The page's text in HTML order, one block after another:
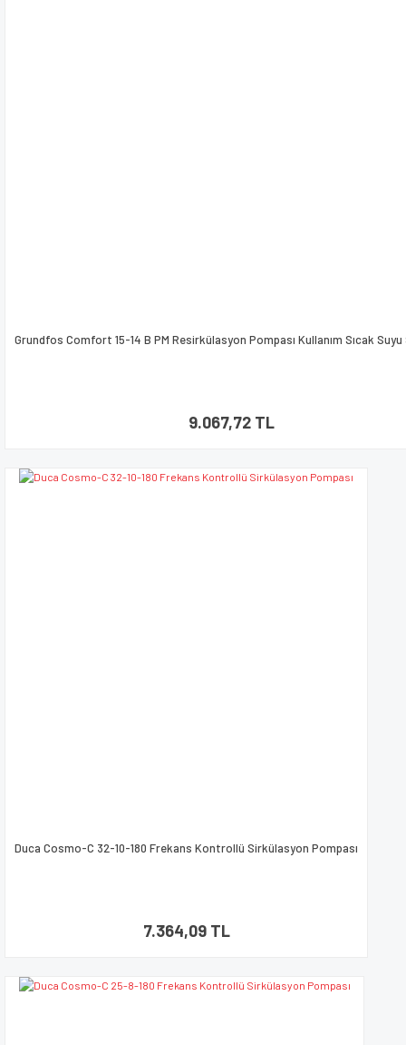
Grundfos Comfort 15-14 B PM Resirkülasyon Pompası Kullanım Sıcak Suyu
9.067,72 TL
Duca Cosmo-C 32-10-180 Frekans Kontrollü Sirkülasyon Pompası
7.364,09 TL